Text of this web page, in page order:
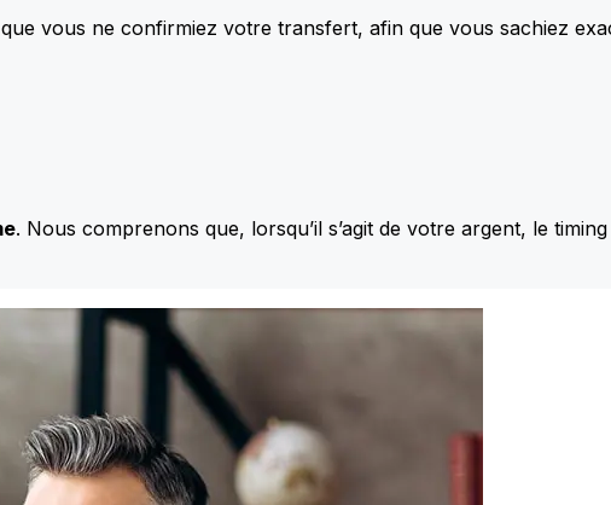
vous ne confirmiez votre transfert, afin que vous sachiez
. Nous comprenons que, lorsqu’il s’agit de votre argent, le